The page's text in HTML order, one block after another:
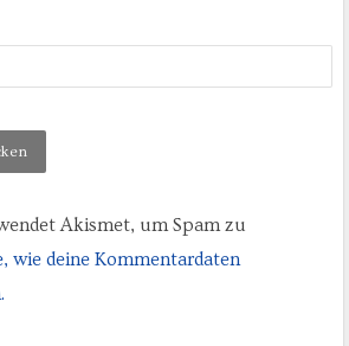
Akismet, um Spam zu
wie deine Kommentardaten